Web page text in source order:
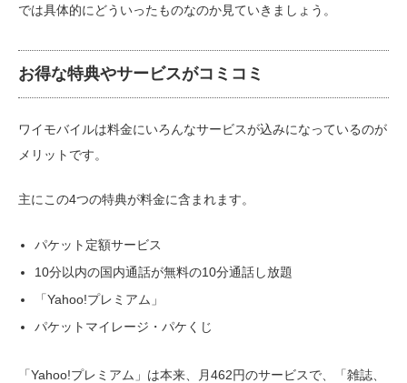
では具体的にどういったものなのか見ていきましょう。
お得な特典やサービスがコミコミ
ワイモバイルは料金にいろんなサービスが込みになっているのが
メリットです。
主にこの4つの特典が料金に含まれます。
パケット定額サービス
10分以内の国内通話が無料の10分通話し放題
「Yahoo!プレミアム」
パケットマイレージ・パケくじ
「Yahoo!プレミアム」は本来、月462円のサービスで、「雑誌、